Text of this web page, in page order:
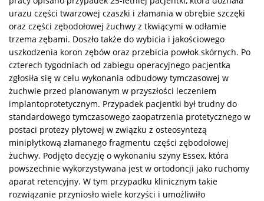
urazu części twarzowej czaszki i złamania w obrębie szczęki
oraz części zębodołowej żuchwy z tkwiącymi w odłamie
trzema zębami. Doszło także do wybicia i jakościowego
uszkodzenia koron zębów oraz przebicia powłok skórnych. Po
czterech tygodniach od zabiegu operacyjnego pacjentka
zgłosiła się w celu wykonania odbudowy tymczasowej w
żuchwie przed planowanym w przyszłości leczeniem
implantoprotetycznym. Przypadek pacjentki był trudny do
standardowego tymczasowego zaopatrzenia protetycznego w
postaci protezy płytowej w związku z osteosyntezą
minipłytkową złamanego fragmentu części zębodołowej
żuchwy. Podjęto decyzję o wykonaniu szyny Essex, która
powszechnie wykorzystywana jest w ortodoncji jako ruchomy
aparat retencyjny. W tym przypadku klinicznym takie
rozwiązanie przyniosło wiele korzyści i umożliwiło